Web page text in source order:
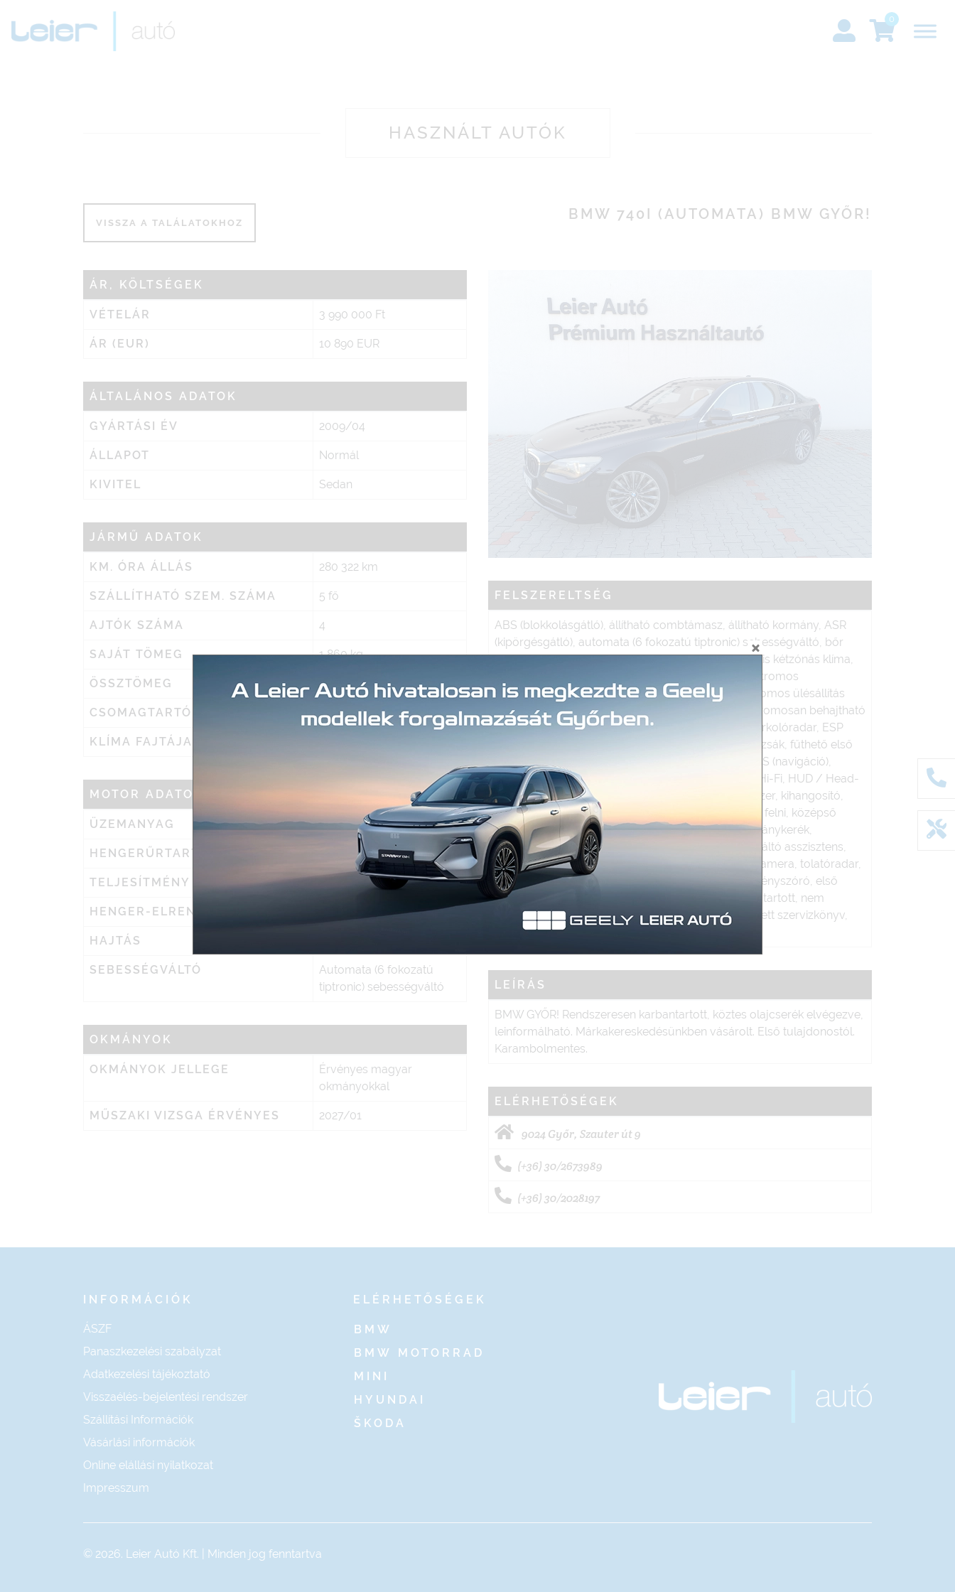
0
HASZNÁLT AUTÓK
BMW 740I (AUTOMATA) BMW GYŐR!
ÁR, KÖLTSÉGEK
VÉTELÁR 3 990 000 Ft
ÁR (EUR) 10 890 EUR
ÁLTALÁNOS ADATOK
GYÁRTÁSI ÉV 2009/04
ÁLLAPOT Normál
KIVITEL Sedan
JÁRMŰ ADATOK
KM. ÓRA ÁLLÁS 280 322 km
SZÁLLÍTHATÓ SZEM. SZÁMA 5 fő
AJTÓK SZÁMA 4
SAJÁT TÖMEG 1 860 kg
ÖSSZTÖMEG 2 505 kg
CSOMAGTARTÓ 500 liter
KLÍMA FAJTÁJA
MOTOR ADATOK
ÜZEMANYAG Benzin
HENGERŰRTARTALOM 2979 cm³
TELJESÍTMÉNY 240 kW, 326 LE
HENGER-ELRENDEZÉS
HAJTÁS
SEBESSÉGVÁLTÓ
Automata (6 fokozatú
tiptronic) sebességváltó
OKMÁNYOK
OKMÁNYOK JELLEGE
Érvényes magyar
okmányokkal
MŰSZAKI VIZSGA ÉRVÉNYES 2027/01
FELSZERELTSÉG
ABS (blokkolásgátló), állítható combtámasz, állítható kormány, ASR
(kipörgésgátló), automata (6 fokozatú tiptronic) sebességváltó, bőr
belső, bőrkormány, centrálzár, deréktámasz, digitális kétzónás klíma,
elektromos ablak elöl, elektromos ablak hátul, elektromos
csomagtérajtó-mozgatás, elektromos tükör, elektromos ülésállítás
utasoldal, elektromos ülésállítás vezetőoldal, elektromosan behajtható
külső tükrök, elektronikus rögzítőfék, első-hátsó parkolóradar, ESP
(menetstabilizátor), fedélzeti komputer, függönylégzsák, fűthető első
és hátsó ülések, fűthető első ülés, fűthető tükör, GPS (navigáció),
guminyomás-ellenőrző rendszer, hátsó fejtámlák, Hi-Fi, HUD / Head-
Up Display, indításgátló (immobiliser), ISOFIX rendszer, kihangosító,
kormányról vezérelhető hifi, ködlámpa, könnyűfém felni, középső
kartámasz, kulcs nélküli indítás, multifunkciós kormánykerék,
oldallégzsák, rádió, riasztó, sávtartó rendszer, sávváltó asszisztens,
szervokormány, színezett üveg, tempomat, tolatókamera, tolatóradar,
ülésmagasság állítás, vezetőoldali légzsák, xenon fényszóró, első
forgalomba helyezés Magyarországon, garázsban tartott, nem
dohányzó, rendszeresen karbantartott, végig vezetett szervizkönyv,
vezetett szervizkönyv.
LEÍRÁS
BMW GYŐR! Rendszeresen karbantartott, köztes olajcserék elvégezve,
leinformálható. Márkakereskedésünkben vásárolt. Első tulajdonostól.
Karambolmentes.
ELÉRHETŐSÉGEK
9024 Győr, Szauter út 9
(+36) 30/2673989
(+36) 30/2028197
INFORMÁCIÓK
ÁSZF
Panaszkezelési szabályzat
Adatkezelési tájékoztató
Visszaélés-bejelentési rendszer
Szállítási Információk
Vásárlási információk
Online elállási nyilatkozat
Impresszum
ELÉRHETŐSÉGEK
BMW
BMW MOTORRAD
MINI
HYUNDAI
ŠKODA
© 2026. Leier Autó Kft. | Minden jog fenntartva